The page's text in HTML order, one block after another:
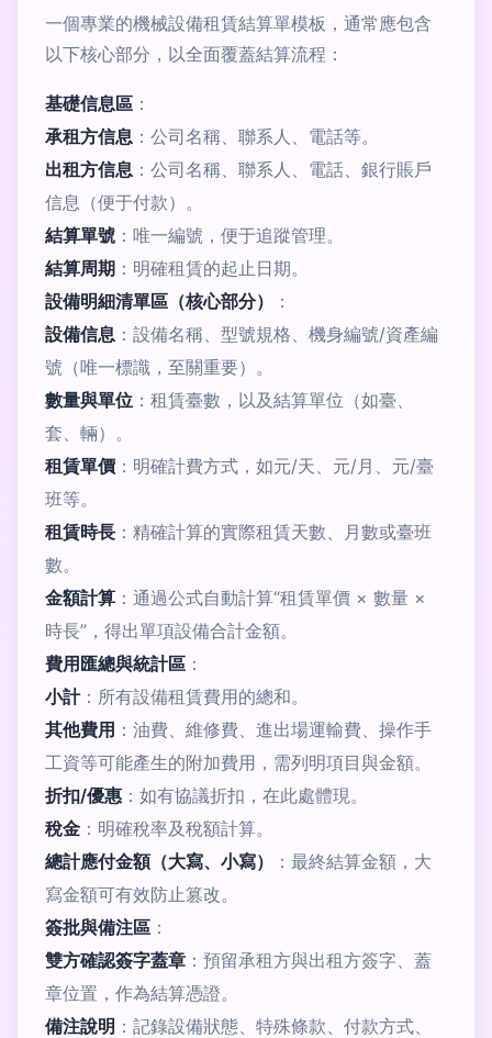
一個專業的機械設備租賃結算單模板，通常應包含
以下核心部分，以全面覆蓋結算流程：
基礎信息區 ：
承租方信息 ：公司名稱、聯系人、電話等。
出租方信息 ：公司名稱、聯系人、電話、銀行賬戶
信息（便于付款）。
結算單號 ：唯一編號，便于追蹤管理。
結算周期 ：明確租賃的起止日期。
設備明細清單區（核心部分）
：
設備信息 ：設備名稱、型號規格、機身編號/資產編
號（唯一標識，至關重要）。
數量與單位 ：租賃臺數，以及結算單位（如臺、
套、輛）。
租賃單價 ：明確計費方式，如元/天、元/月、元/臺
班等。
租賃時長 ：精確計算的實際租賃天數、月數或臺班
數。
金額計算 ：通過公式自動計算“租賃單價 × 數量 ×
時長”，得出單項設備合計金額。
費用匯總與統計區 ：
小計：所有設備租賃費用的總和。
其他費用 ：油費、維修費、進出場運輸費、操作手
工資等可能產生的附加費用，需列明項目與金額。
折扣/優惠 ：如有協議折扣，在此處體現。
稅金 ：明確稅率及稅額計算。
總計應付金額（大寫、小寫）
：最終結算金額，大
寫金額可有效防止篡改。
簽批與備注區 ：
雙方確認簽字蓋章 ：預留承租方與出租方簽字、蓋
章位置，作為結算憑證。
備注說明 ：記錄設備狀態、特殊條款、付款方式、